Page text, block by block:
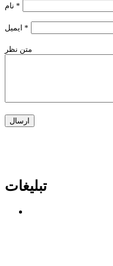
*
*
متن نظر
تبلیغات